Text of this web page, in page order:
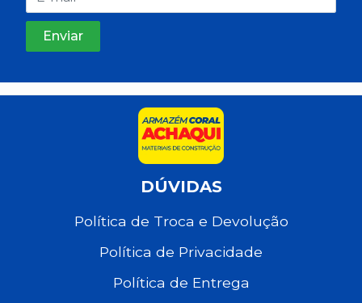
DÚVIDAS
Política de Troca e Devolução
Política de Privacidade
Política de Entrega